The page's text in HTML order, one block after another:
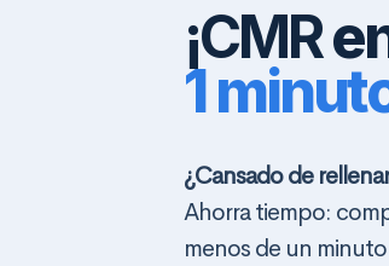
¡CMR
1
¿Cansado de
Ahorra tiempo:
menos de un